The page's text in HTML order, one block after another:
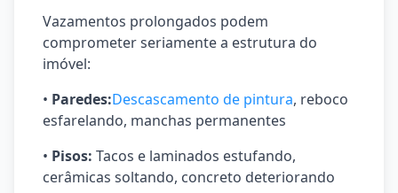
Vazamentos prolongados podem
comprometer seriamente a estrutura do
imóvel:
• Paredes:Descascamento de pintura, reboco
esfarelando, manchas permanentes
• Pisos: Tacos e laminados estufando,
cerâmicas soltando, concreto deteriorando